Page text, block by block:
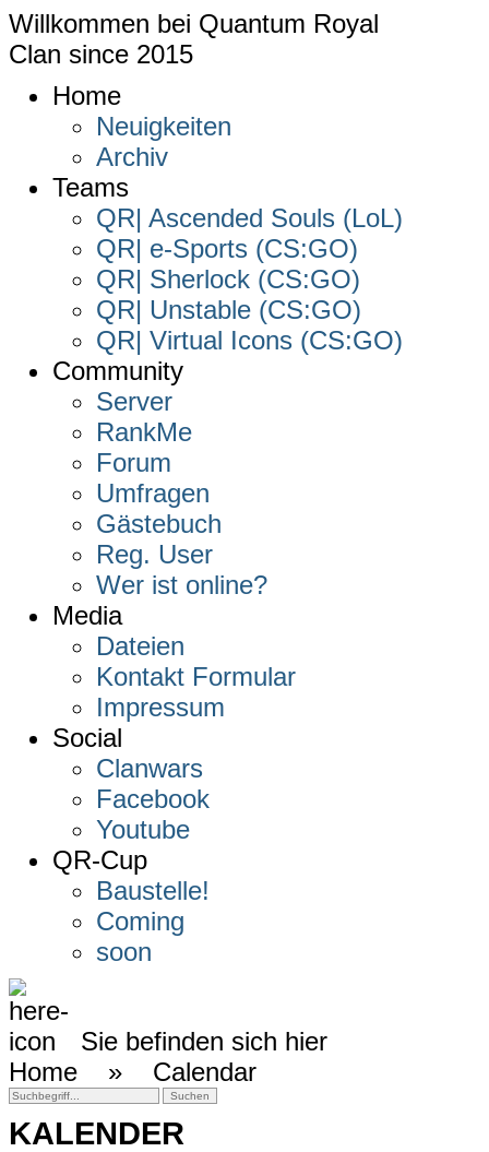
Willkommen bei Quantum Royal
Clan since 2015
Home
Neuigkeiten
Archiv
Teams
QR| Ascended Souls (LoL)
QR| e-Sports (CS:GO)
QR| Sherlock (CS:GO)
QR| Unstable (CS:GO)
QR| Virtual Icons (CS:GO)
Community
Server
RankMe
Forum
Umfragen
Gästebuch
Reg. User
Wer ist online?
Media
Dateien
Kontakt Formular
Impressum
Social
Clanwars
Facebook
Youtube
QR-Cup
Baustelle!
Coming
soon
Sie befinden sich hier
Home » Calendar
KALENDER